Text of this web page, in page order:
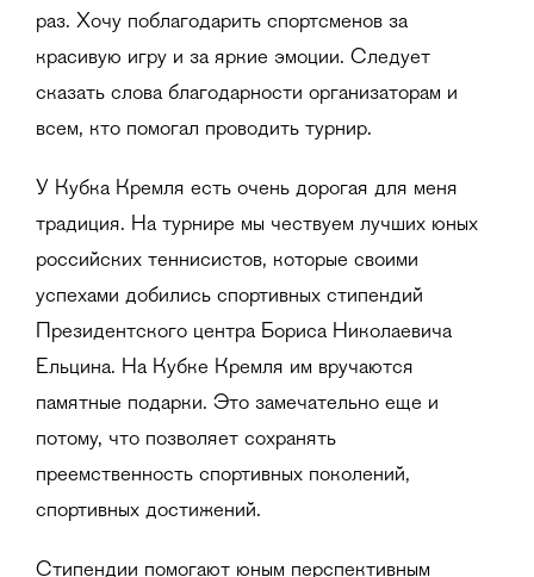
раз. Хочу поблагодарить спортсменов за
красивую игру и за яркие эмоции. Следует
сказать слова благодарности организаторам и
всем, кто помогал проводить турнир.
У Кубка Кремля есть очень дорогая для меня
традиция. На турнире мы чествуем лучших юных
российских теннисистов, которые своими
успехами добились спортивных стипендий
Президентского центра Бориса Николаевича
Ельцина. На Кубке Кремля им вручаются
памятные подарки. Это замечательно еще и
потому, что позволяет сохранять
преемственность спортивных поколений,
спортивных достижений.
Стипендии помогают юным перспективным